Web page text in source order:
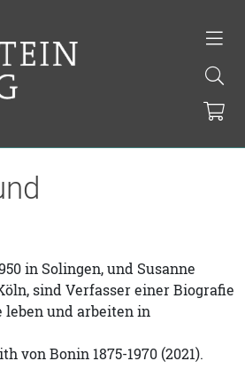
in Solingen, und Susanne
sind Verfasser einer Biografie
leben und arbeiten in
von Bonin 1875-1970 (2021).